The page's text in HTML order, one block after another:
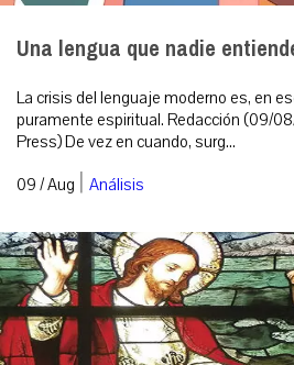
Una lengua que nadie
La crisis del lenguaje moderno es, en
puramente espiritual. Redacción (09/
Press) De vez en cuando, surg...
09 / Aug | Análisis